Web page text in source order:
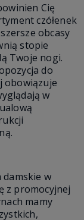
Cię
czółenek
obcasy
stopie
Twoje nogi.
do
obowiązuje
w
damskie w
z promocyjnej
mamy